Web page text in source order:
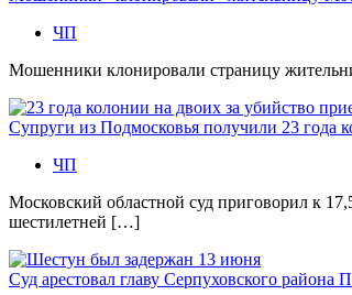
ЧП
Мошенники клонировали страницу
Супруги из Подмосковья получили 23 года
ЧП
Московский областной суд приговорил к
шестилетней […]
Суд арестовал главу Серпуховского района